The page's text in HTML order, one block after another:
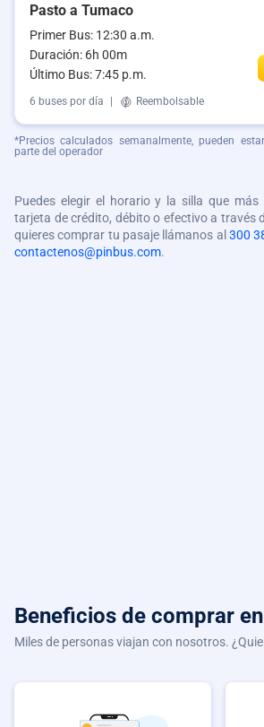
Pasto a Tumaco
Primer Bus: 12:30 a.m.
Duración: 6h 00m
Último Bus: 7:45 p.m.
6 buses por día Reembolsable
*Precios calculados semanalmente, pueden
parte del operador
Puedes elegir el horario y la silla que
tarjeta de crédito, débito o efectivo a través
quieres comprar tu pasaje llámanos al 300
contactenos@pinbus.com.
Beneficios de comprar
Miles de personas viajan con nosotros.